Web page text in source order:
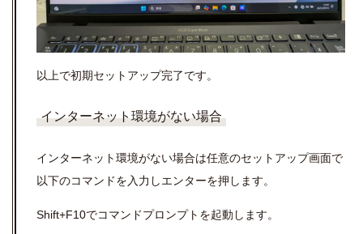
以上で初期セットアップ完了です。
インターネット環境がない場合
インターネット環境がない場合は任意のセットアップ画面で
以下のコマンドを入力しエンターを押します。
Shift+F10でコマンドプロンプトを起動します。